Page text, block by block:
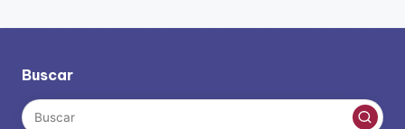
de
Buscar